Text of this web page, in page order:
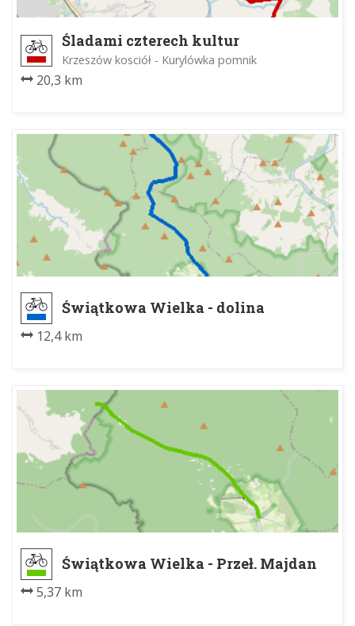
Śladami czterech kultur
Krzeszów kosciół - Kurylówka pomnik
20,3 km
Świątkowa Wielka - dolina
Potasówki, parking
12,4 km
Świątkowa Wielka - Przeł. Majdan
5,37 km